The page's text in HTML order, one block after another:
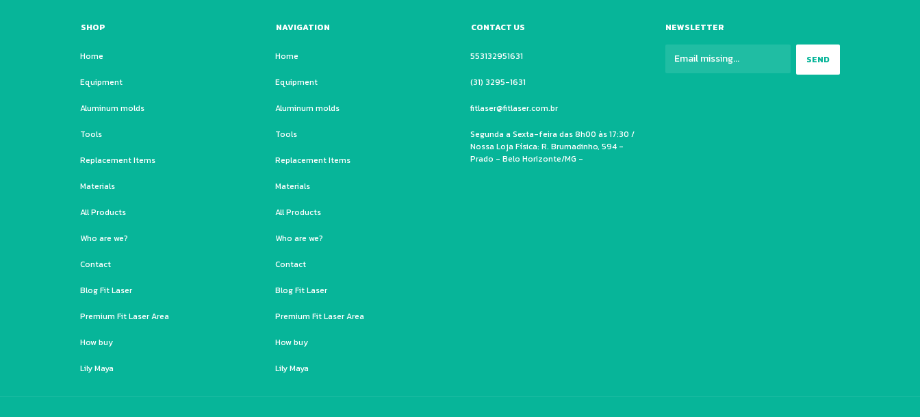
SHOP
Home
Equipment
Aluminum molds
Tools
Replacement Items
Materials
All Products
Who are we?
Contact
Blog Fit Laser
Premium Fit Laser Area
How buy
Lily Maya
NAVIGATION
Home
Equipment
Aluminum molds
Tools
Replacement Items
Materials
All Products
Who are we?
Contact
Blog Fit Laser
Premium Fit Laser Area
How buy
Lily Maya
CONTACT US
553132951631
(31) 3295-1631
fitlaser@fitlaser.com.br
Segunda a Sexta-feira das 8h00 às 17:30 /
Nossa Loja Física: R. Brumadinho, 594 -
Prado - Belo Horizonte/MG -
NEWSLETTER